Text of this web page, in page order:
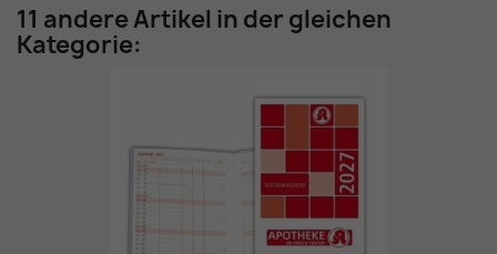
11 andere Artikel in der gleichen
Kategorie: